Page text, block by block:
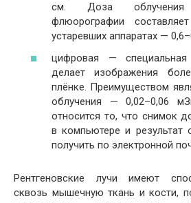
см. Доза
флюорографии
устаревших аппаратах —
цифровая — специальная
делает изображения
плёнке. Преимуществом
облучения — 0,02–0,06
относится то, что снимок
в компьютере и результат
получить по электронной
Рентгеновские лучи имеют
сквозь мышечную ткань и кости,